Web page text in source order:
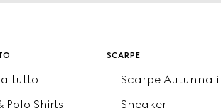
tutto
Polo Shirts
scarpe
Scarpe Autunnali
Sneaker